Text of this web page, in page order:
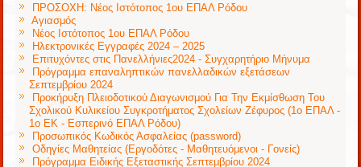
ΠΡΟΣΟΧΗ: Νέος Ιστότοπος 1ου ΕΠΑΛ Ρόδου
Αγιασμός
Νέος Ιστότοπος 1ου ΕΠΑΛ Ρόδου
Ηλεκτρονικές Εγγραφές 2024 – 2025
Επιτυχόντες στις Πανελλήνιες2024 - Συγχαρητήριο Μήνυμα
Πρόγραμμα επαναληπτικών πανελλαδικών εξετάσεων
Σεπτεμβρίου 2024
Προκήρυξη Πλειοδοτικού Διαγωνισμού Για Την Εκμίσθωση Του
Σχολικού Κυλικείου Συγκροτήματος Σχολείων Ζέφυρος (1ο ΕΠΑΛ -
1ο ΕΚ - Εσπερινό ΕΠΑΛ Ρόδου)
Προσωπικός Κωδικός Ασφαλείας (password)
Οδηγίες Μαθητείας (Εργοδότες - Μαθητευόμενοι - Γονείς)
Πρόγραμμα Ειδικής Εξεταστικής Σεπτεμβρίου 2024